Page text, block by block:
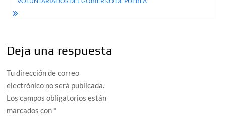
Deja una respuesta
Tu dirección de correo
electrónico no será publicada.
Los campos obligatorios están
marcados con *